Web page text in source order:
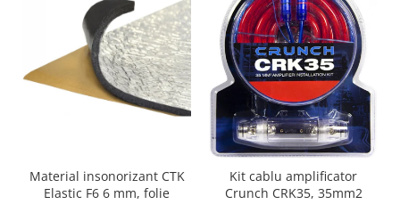
Material insonorizant CTK
Elastic F6 6 mm, folie
Kit cablu amplificator
Crunch CRK35, 35mm2